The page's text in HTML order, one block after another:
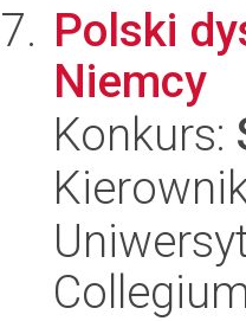
Polski
Niemcy
Konkurs: